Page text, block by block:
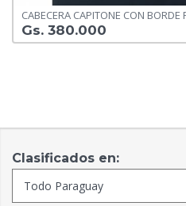
CABECERA CAPITONE CON
Gs. 380.000
Clasificados en: